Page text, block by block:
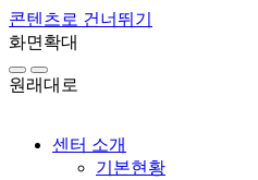
콘텐츠로 건너뛰기
화면확대
원래대로
센터 소개
기본현황